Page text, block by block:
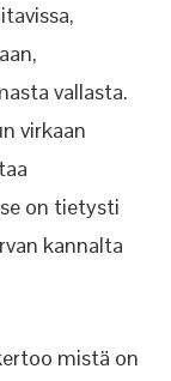
vallasta.
virkaan
on tietysti
kannalta
mistä on